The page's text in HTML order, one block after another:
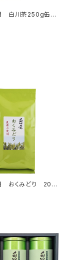
白川茶250g缶入
ト NO.3ずいう
おくみどり 200
スト対応商品